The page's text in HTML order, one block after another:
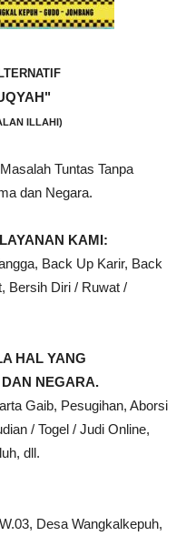
ILLAHI)
Tuntas Tanpa
dan Negara.
KAMI:
Back Up Karir, Back
Bersih Diri / Ruwat /
HAL YANG
NEGARA.
Gaib, Pesugihan, Aborsi
/ Togel / Judi Online,
dll.
Desa Wangkalkepuh,